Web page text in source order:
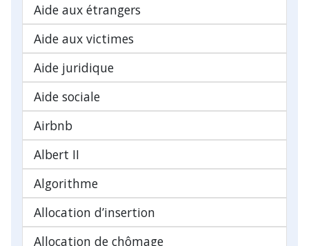
Aide aux étrangers
Aide aux victimes
Aide juridique
Aide sociale
Airbnb
Albert II
Algorithme
Allocation d’insertion
Allocation de chômage